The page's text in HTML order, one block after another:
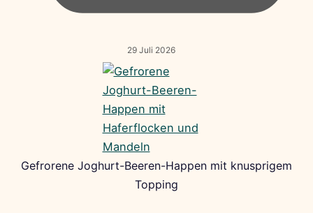
29 Juli 2026
Gefrorene Joghurt-Beeren-Happen mit knusprigem
Topping